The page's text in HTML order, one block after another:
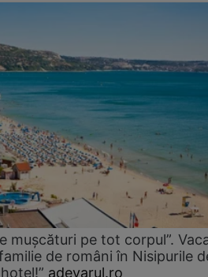
mușcături pe tot corpul”.
de români în Nisipurile
adevarul.ro